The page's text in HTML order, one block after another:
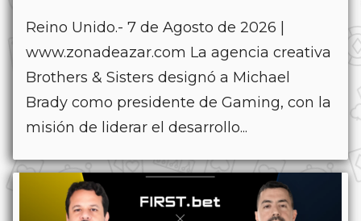
Reino Unido.- 7 de Agosto de 2026 |
www.zonadeazar.com La agencia creativa
Brothers & Sisters designó a Michael
Brady como presidente de Gaming, con la
misión de liderar el desarrollo...